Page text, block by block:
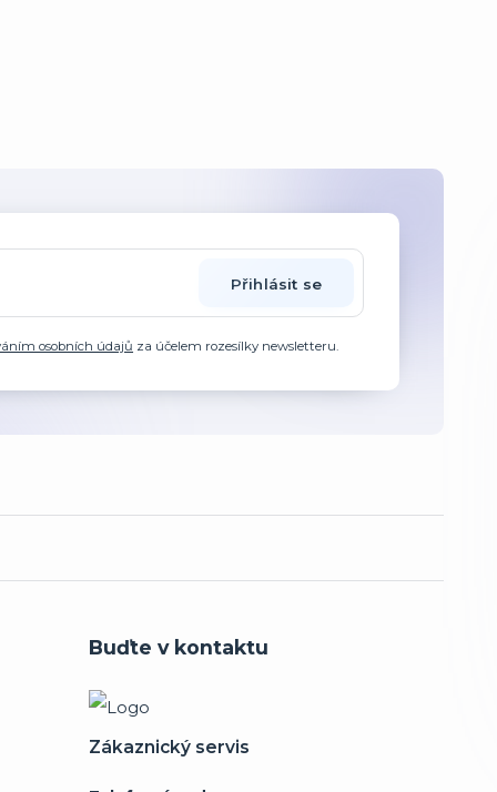
Přihlásit se
osobních údajů za účelem rozesílky newsletteru.
Buďte v kontaktu
Zákaznický servis